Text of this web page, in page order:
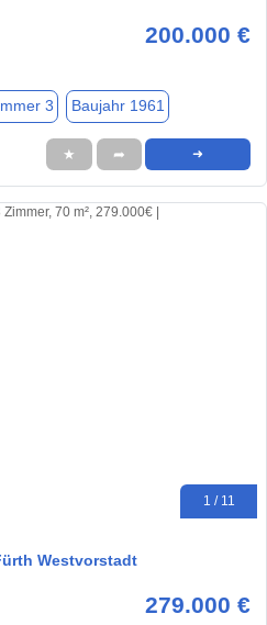
200.000 €
3 Baujahr 1961
★ ➦ ➜
1 / 11
Westvorstadt
279.000 €